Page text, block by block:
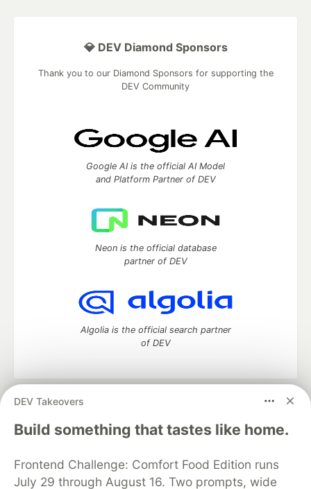
DEV Takeovers
Build something that tastes like home.
Frontend Challenge: Comfort Food Edition runs
July 29 through August 16. Two prompts, wide
💎 DEV Diamond Sponsors
Thank you to our Diamond Sponsors for supporting the
DEV Community
Google AI is the official AI Model
and Platform Partner of DEV
Neon is the official database
partner of DEV
Algolia is the official search partner
of DEV
DEV Community
— A space to discuss and keep up software
development and manage your software career
Home
DEV Challenges DEV++
Videos
Organization Accounts
DEV Showcase About
Contact
Free Postgres Database
DEV Shop MLH